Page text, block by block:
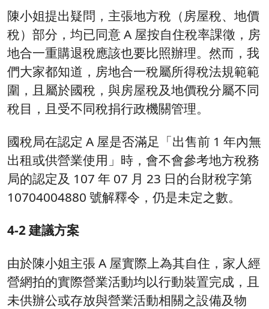
陳小姐提出疑問，主張地方稅（房屋稅、地價
稅）部分，均已同意 A 屋按自住稅率課徵，房
地合一重購退稅應該也要比照辦理。然而，我
們大家都知道，房地合一稅屬所得稅法規範範
圍，且屬於國稅，與房屋稅及地價稅分屬不同
稅目，且受不同稅捐行政機關管理。
國稅局在認定 A 屋是否滿足「出售前 1 年內無
出租或供營業使用」時，會不會參考地方稅務
局的認定及 107 年 07 月 23 日的台財稅字第
10704004880 號解釋令，仍是未定之數。
4-2 建議方案
由於陳小姐主張 A 屋實際上為其自住，家人經
營網拍的實際營業活動均以行動裝置完成，且
未供辦公或存放與營業活動相關之設備及物